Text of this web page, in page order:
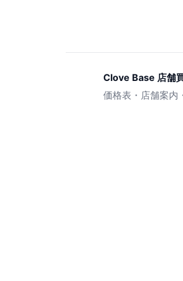
Clove Base 店舗
価格表・店舗案内